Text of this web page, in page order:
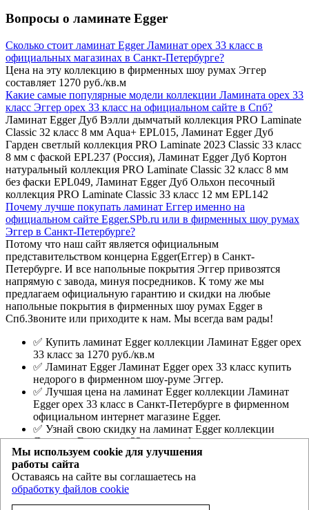
Вопросы о ламинате Egger
Сколько стоит ламинат Egger Ламинат орех 33 класс в
официальных магазинах в Санкт-Петербурге?
Цена на эту коллекцию в фирменных шоу румах Эггер
составляет 1270 руб./кв.м
Какие самые популярные модели коллекции Ламината орех 33
класс Эггер орех 33 класс на официальном сайте в Спб?
Ламинат Egger Дуб Вэлли дымчатый коллекция PRO Laminate
Classic 32 класс 8 мм Aqua+ EPL015, Ламинат Egger Дуб
Гарден светлый коллекция PRO Laminate 2023 Classic 33 класс
8 мм с фаской EPL237 (Россия), Ламинат Egger Дуб Кортон
натуральный коллекция PRO Laminate Classic 32 класс 8 мм
без фаски EPL049, Ламинат Egger Дуб Ольхон песочный
коллекция PRO Laminate Classic 33 класс 12 мм EPL142
Почему лучше покупать ламинат Еггер именно на
официальном сайте Egger.SPb.ru или в фирменных шоу румах
Эггер в Санкт-Петербурге?
Потому что наш сайт является официальным
представительством концерна Egger(Еггер) в Санкт-
Петербурге. И все напольные покрытия Эггер привозятся
напрямую с завода, минуя посредников. К тому же мы
предлагаем официальную гарантию и скидки на любые
напольные покрытия в фирменных шоу румах Egger в
Спб.Звоните или приходите к нам. Мы всегда вам рады!
✅ Купить ламинат Egger коллекции Ламинат Egger орех
33 класс за 1270 руб./кв.м
✅ Ламинат Egger Ламинат Egger орех 33 класс купить
недорого в фирменном шоу-руме Эггер.
✅ Лучшая цена на ламинат Egger коллекции Ламинат
Egger орех 33 класс в Санкт-Петербурге в фирменном
официальном интернет магазине Egger.
✅ Узнай свою скидку на ламинат Egger коллекции
Ламинат Egger орех 33 класс в официальных шоу-румах
или по телефону.
Egger.spb.ru - магазин ламината Эггер и Ever Sense в Санкт-
Петербурге
Мы используем cookie для улучшения
работы сайта
Оставаясь на сайте вы соглашаетесь на
обработку файлов cookie